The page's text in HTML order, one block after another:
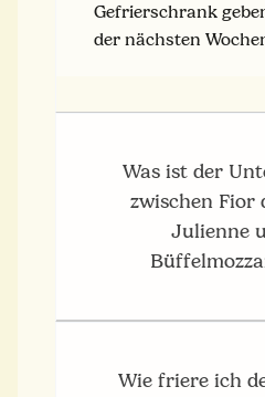
Gefrierschrank
der nächsten
Was ist der
zwischen Fior
Julienne
Wie friere ich